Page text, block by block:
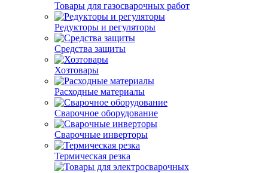
Товары для газосварочных работ
Редукторы и регуляторы
Средства защиты
Хозтовары
Расходные материалы
Сварочное оборудование
Сварочные инверторы
Термическая резка